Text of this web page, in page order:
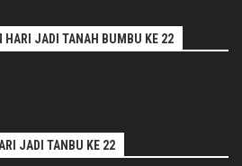
HARI JADI TANAH BUMBU KE 22
JADI TANBU KE 22